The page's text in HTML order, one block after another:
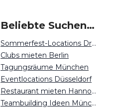
Beliebte Suchen auf Event Inc
Sommerfest-Locations Dresden
Clubs mieten Berlin
Tagungsräume München
Eventlocations Düsseldorf
Restaurant mieten Hannover
Teambuilding Ideen München